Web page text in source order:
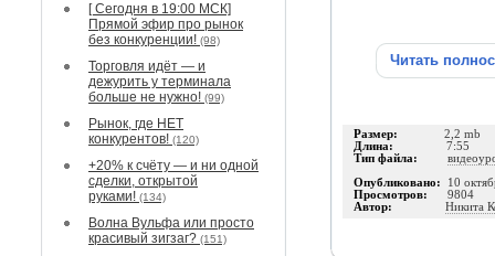
[ Сегодня в 19:00 МСК]
Прямой эфир про рынок
без конкуренции! (98)
Торговля идёт — и
дежурить у терминала
больше не нужно! (99)
Рынок, где НЕТ
конкурентов! (120)
+20% к счёту — и ни одной
сделки, открытой
руками! (134)
Волна Вульфа или просто
красивый зигзаг? (151)
Читать
Размер: 2,2 mb
Длина: 7:55
Тип файла:
Опубликовано: 10
Просмотров: 9804
Автор: Никита